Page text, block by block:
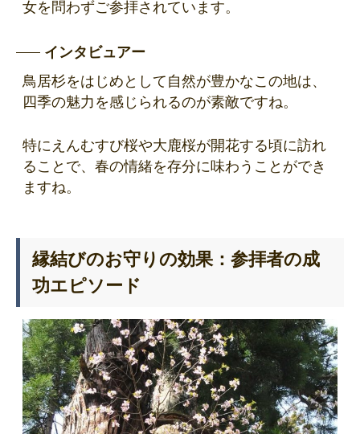
女を問わずご参拝されています。
インタビュアー
鳥居杉をはじめとして自然が豊かなこの地は、
四季の魅力を感じられるのが素敵ですね。
特にえんむすび桜や大鹿桜が開花する頃に訪れ
ることで、春の情緒を存分に味わうことができ
ますね。
縁結びのお守りの効果：参拝者の成
功エピソード